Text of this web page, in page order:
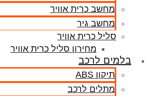
מחשב כרית אוויר
מחשב גיר
סליל כרית אוויר
מחירון סליל כרית אוויר
בלמים לרכב
תיקון ABS
מתלים לרכב